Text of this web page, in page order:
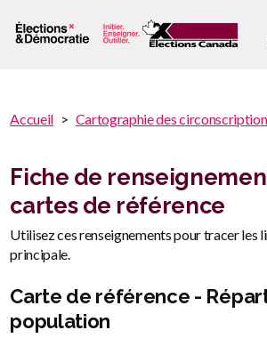
au
are
here
You
Accueil Cartographie des
Fiche de
cartes de référence
Utilisez ces renseignements pour tracer les
principale.
Carte de référence -
population